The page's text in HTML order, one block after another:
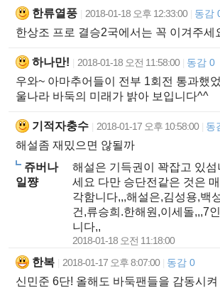
한류열풍 2018-01-18 오후 12:33:00 동감
한상조 프로 결승2국에서는 꼭 이겨주세
하나만! 2018-01-18 오전 11:58:00 동감 0
우와~ 아마추어들이 전부 1회전 통과했
울나라 바둑의 미래가 밝아 보입니다^^
기적자충수 2018-01-17 오후 10:58:00 동
해설좀 재밌으면 않될까
쥬버나
일쨩
해설은 기득권이 꽉잡고 있
세요 다만 승단전같은 것은
각함니다,,,해설은,김성용,백
건,류승희.한해원,이세돌,,,7
니다,,
2018-01-18 오전 11:18:00
한복 2018-01-17 오후 8:07:00 동감 0
신민준 6단! 올해도 바둑팬들을 감동시켜